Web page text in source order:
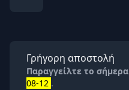
Γρήγορη αποστολή
Παραγγείλτε το σήμερα
08-12 .